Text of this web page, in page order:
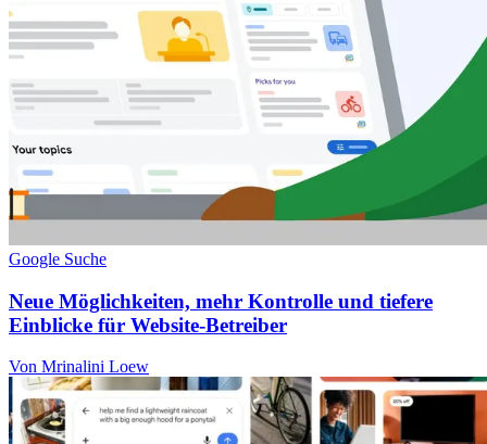
Google Suche
Neue Möglichkeiten, mehr Kontrolle und tiefere
Einblicke für Website-Betreiber
Von Mrinalini Loew